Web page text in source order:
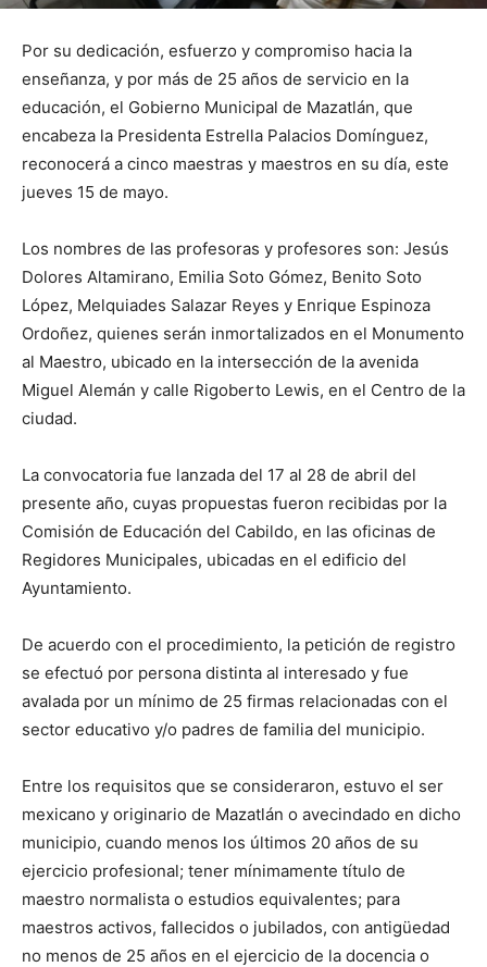
Por su dedicación, esfuerzo y compromiso hacia la
enseñanza, y por más de 25 años de servicio en la
educación, el Gobierno Municipal de Mazatlán, que
encabeza la Presidenta Estrella Palacios Domínguez,
reconocerá a cinco maestras y maestros en su día, este
jueves 15 de mayo.
Los nombres de las profesoras y profesores son: Jesús
Dolores Altamirano, Emilia Soto Gómez, Benito Soto
López, Melquiades Salazar Reyes y Enrique Espinoza
Ordoñez, quienes serán inmortalizados en el Monumento
al Maestro, ubicado en la intersección de la avenida
Miguel Alemán y calle Rigoberto Lewis, en el Centro de la
ciudad.
La convocatoria fue lanzada del 17 al 28 de abril del
presente año, cuyas propuestas fueron recibidas por la
Comisión de Educación del Cabildo, en las oficinas de
Regidores Municipales, ubicadas en el edificio del
Ayuntamiento.
De acuerdo con el procedimiento, la petición de registro
se efectuó por persona distinta al interesado y fue
avalada por un mínimo de 25 firmas relacionadas con el
sector educativo y/o padres de familia del municipio.
Entre los requisitos que se consideraron, estuvo el ser
mexicano y originario de Mazatlán o avecindado en dicho
municipio, cuando menos los últimos 20 años de su
ejercicio profesional; tener mínimamente título de
maestro normalista o estudios equivalentes; para
maestros activos, fallecidos o jubilados, con antigüedad
no menos de 25 años en el ejercicio de la docencia o